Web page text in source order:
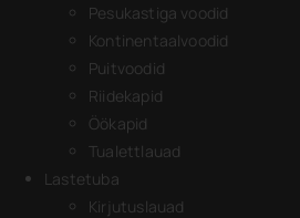
Pesukastiga voodid
Kontinentaalvoodid
Puitvoodid
Riidekapid
Öökapid
Tualettlauad
Lastetuba
Kirjutuslauad